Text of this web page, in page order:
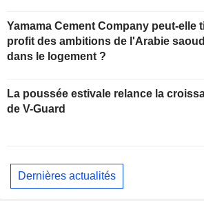
Yamama Cement Company peut-elle
profit des ambitions de l'Arabie
dans le logement ?
La poussée estivale relance la
de V-Guard
Dernières actualités